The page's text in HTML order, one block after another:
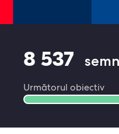
8 537
Următorul obiectiv